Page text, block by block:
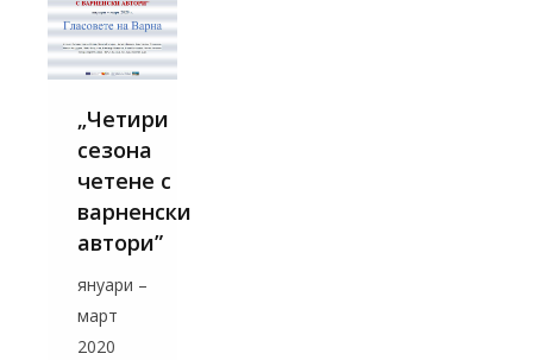
„Четири
сезона
четене с
варненски
автори”
януари –
март
2020